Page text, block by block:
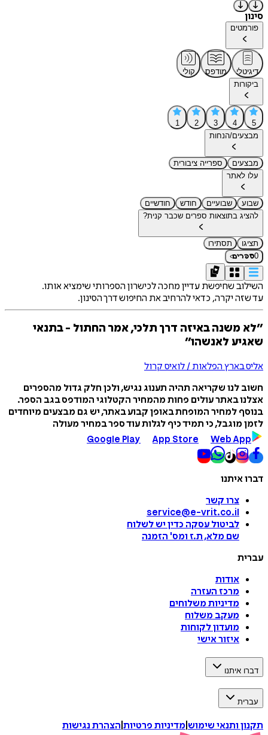
סינון
פורמטים
דיגיטלי מודפס
קולי
ביקורות
5
4
3
2
1
מבצעים/הנחות
מבצעים
ספרייה ציבורית
עלו לאתר
שבוע שבועיים חודש
חודשיים
להציג בתוצאות ספרים שכבר קנית?
תציגו
תסתירו
0ספרים›
השילוב שחיפשת עדיין מחכה לכישרון הספרותי שימציא אותו.
עד שזה יקרה, כדאי להרחיב את החיפוש דרך הסינון.
״לא משנה באיזה דרך תלכי, אמר החתול - בתנאי
שאגיע לאנשהו״
אליס בארץ הפלאות / לואיס קרול
חשוב לנו שקריאה תהיה תענוג נגיש, ולכן חלק גדול מהספרים
אצלנו באתר עולים פחות מהמחיר הקטלוגי המודפס בגב הספר.
בנוסף למחיר המופחת באופן קבוע באתר, יש גם מבצעים מיוחדים
לזמן מוגבל, כי תמיד כיף לגלות עוד ספר במחיר מעולה
Google Play
App Store Web App
דברו איתנו
צרו קשר
service@e-vrit.co.il
לביטול עסקה כדין יש לשלוח
שם מלא, ת.ז ומס' הזמנה
עברית
אודות
מרכז העזרה
מדיניות משלוחים
מעקב משלוח
מועדון לקוחות
איזור אישי
דברו איתנו
עברית
תקנון ותנאי שימוש מדיניות פרטיות הצהרת נגישות